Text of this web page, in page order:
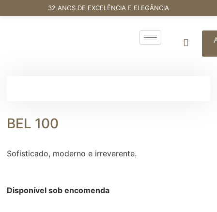
32 ANOS DE EXCELÊNCIA E ELEGÂNCIA
BEL 100
Sofisticado, moderno e irreverente.
Disponível sob encomenda